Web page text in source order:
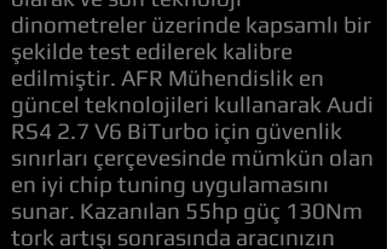
dinometreler üzerinde kapsamlı bir
şekilde test edilerek kalibre
edilmiştir. AFR Mühendislik en
güncel teknolojileri kullanarak Audi
RS4 2.7 V6 BiTurbo için güvenlik
sınırları çerçevesinde mümkün olan
en iyi chip tuning uygulamasını
sunar. Kazanılan 55hp güç 130Nm
tork artışı sonrasında aracınızın